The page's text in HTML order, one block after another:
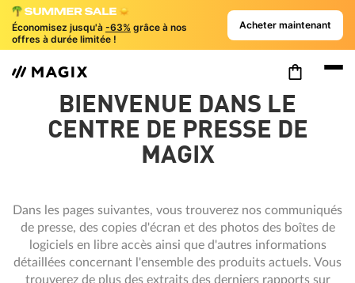
Économisez jusqu'à -63% grâce à nos
offres à durée limitée !
Acheter maintenant
BIENVENUE DANS LE
CENTRE DE PRESSE DE
MAGIX
Dans les pages suivantes, vous trouverez nos communiqués
de presse, des copies d'écran et des photos des boîtes de
logiciels en libre accès ainsi que d'autres informations
détaillées concernant l'ensemble des produits actuels. Vous
trouverez de plus des extraits des derniers rapports sur